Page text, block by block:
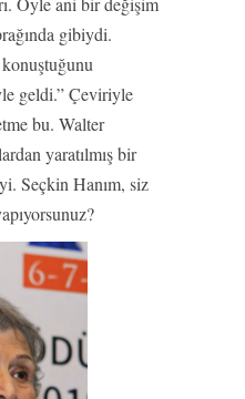
gibiydi.
geldi.” Çeviriyle
bu. Walter
yaratılmış bir
Seçkin Hanım, siz